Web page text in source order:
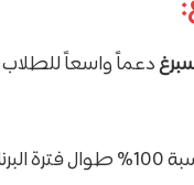
دعماً واسعاً للطلاب